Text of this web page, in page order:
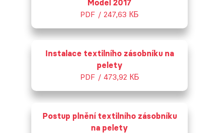
Model 2017
PDF / 247,63 КБ
Instalace textilního zásobníku na
pelety
PDF / 473,92 КБ
Postup plnění textilního zásobníku
na pelety